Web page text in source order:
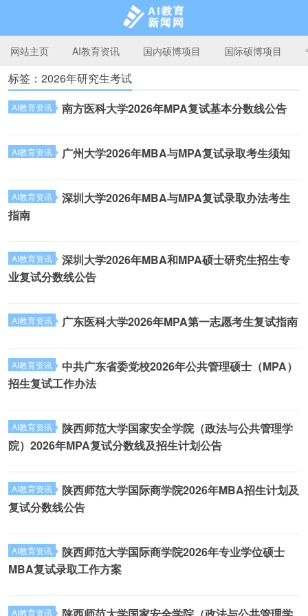
AI教育新闻网
网站主页 AI教育资讯 国内硕博项目 国际硕博项目
标签：2026年研究生考试
AI教育资讯 南方医科大学2026年MPA复试基本分数线公告
AI教育资讯 广州大学2026年MBA与MPA复试录取考生须知
AI教育资讯
深圳大学2026年MBA与MPA复试录取办法考生
指南
AI教育资讯
深圳大学2026年MBA和MPA硕士研究生招生专
业复试分数线公告
AI教育资讯 广东医科大学2026年MPA第一志愿考生复试指南
AI教育资讯
中共广东省委党校2026年公共管理硕士（MPA）
招生复试工作办法
AI教育资讯
陕西师范大学国家安全学院（政法与公共管理学
院）2026年MPA复试分数线及招生计划公告
AI教育资讯
陕西师范大学国际商学院2026年MBA招生计划及
复试分数线公告
AI教育资讯
陕西师范大学国际商学院2026年专业学位硕士
MBA复试录取工作方案
AI教育资讯